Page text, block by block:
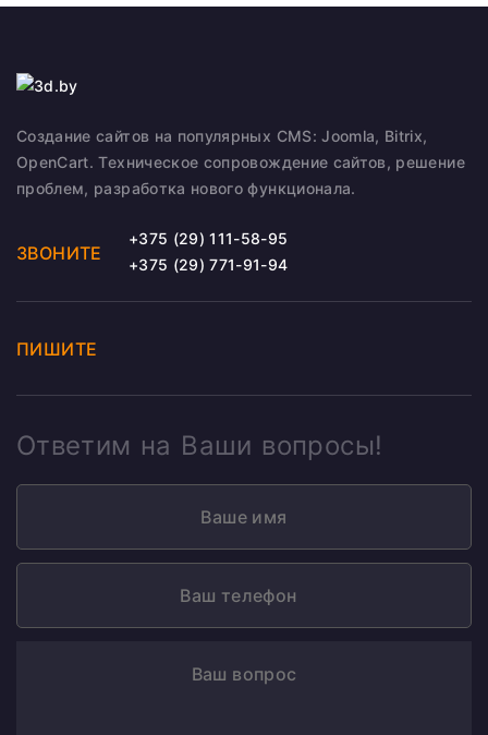
Создание сайтов на популярных CMS: Joomla, Bitrix,
OpenCart. Техническое сопровождение сайтов, решение
проблем, разработка нового функционала.
ЗВОНИТЕ
+375 (29) 111-58-95
+375 (29) 771-91-94
ПИШИТЕ
Ответим на Ваши вопросы!